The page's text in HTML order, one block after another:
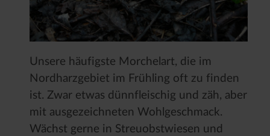
Unsere häufigste Morchelart, die im
Nordharzgebiet im Frühling oft zu finden
ist. Zwar etwas dünnfleischig und zäh, aber
mit ausgezeichneten Wohlgeschmack.
Wächst gerne in Streuobstwiesen und